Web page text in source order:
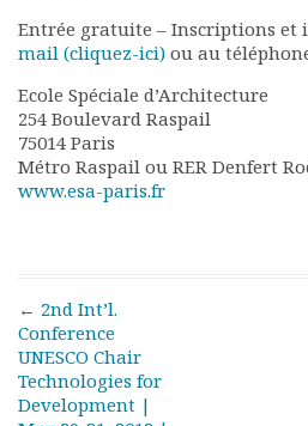
Dîners débats
Journées d’études
Matinales
Nos partenaires
Evénements
Publications et rapports
Offres d’emploi
Forum
Actualités
Nous contacter
Entrée gratuite – Inscriptions et
mail (cliquez-ici) ou au
Ecole Spéciale d’Architecture
254 Boulevard Raspail
75014 Paris
Métro Raspail ou RER Denfert
www.esa-paris.fr
Post navigation
← 2nd Int’l.
Conference
UNESCO Chair
Technologies for
Development |